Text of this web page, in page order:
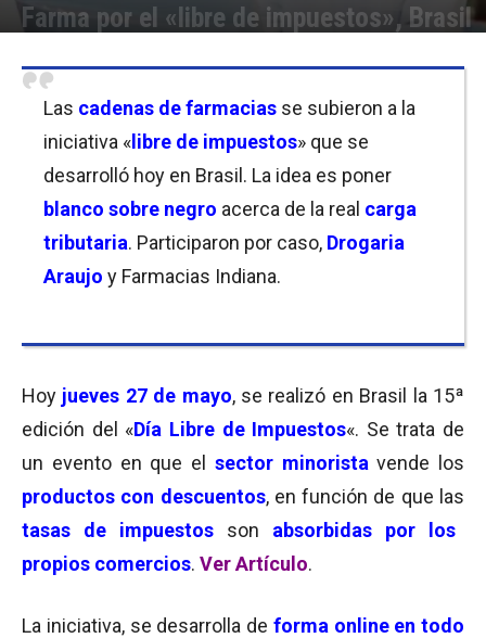
Farma por el «libre de impuestos», Brasil
Las cadenas de farmacias se subieron a la
iniciativa « libre de impuestos» que se
desarrolló hoy en Brasil. La idea es poner
blanco sobre negro acerca de la real carga
tributaria. Participaron por caso, Drogaria
Araujo y Farmacias Indiana.
Hoy jueves 27 de mayo, se realizó en Brasil la 15ª
edición del «Día Libre de Impuestos«. Se trata de
un evento en que el sector minorista vende los
productos con descuentos, en función de que las
tasas de impuestos son absorbidas por los
propios comercios. Ver Artículo.
La iniciativa, se desarrolla de forma online en todo